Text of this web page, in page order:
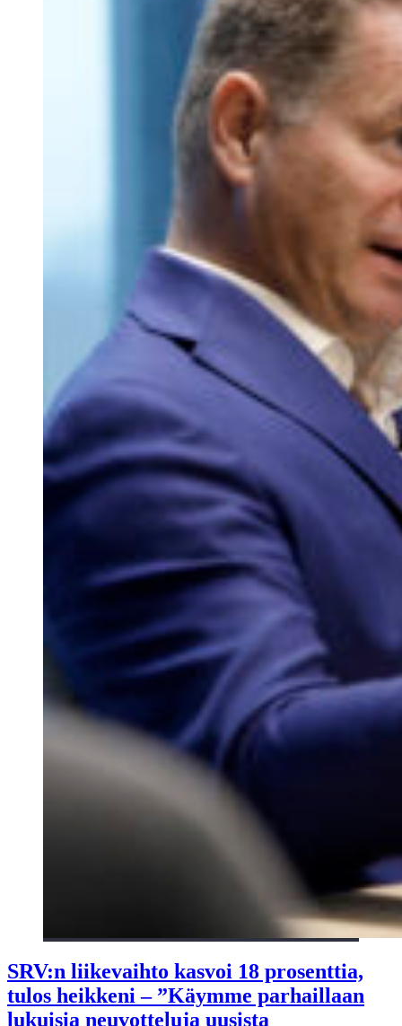
SRV:n liikevaihto kasvoi 18 prosenttia,
tulos heikkeni – ”Käymme parhaillaan
lukuisia neuvotteluja uusista